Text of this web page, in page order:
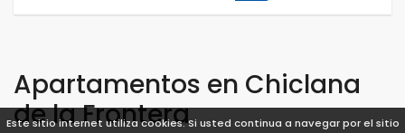
Este sitio internet utiliza cookies. Si usted continua a navegar por el sitio
Apartamentos en Chiclana
de la Frontera